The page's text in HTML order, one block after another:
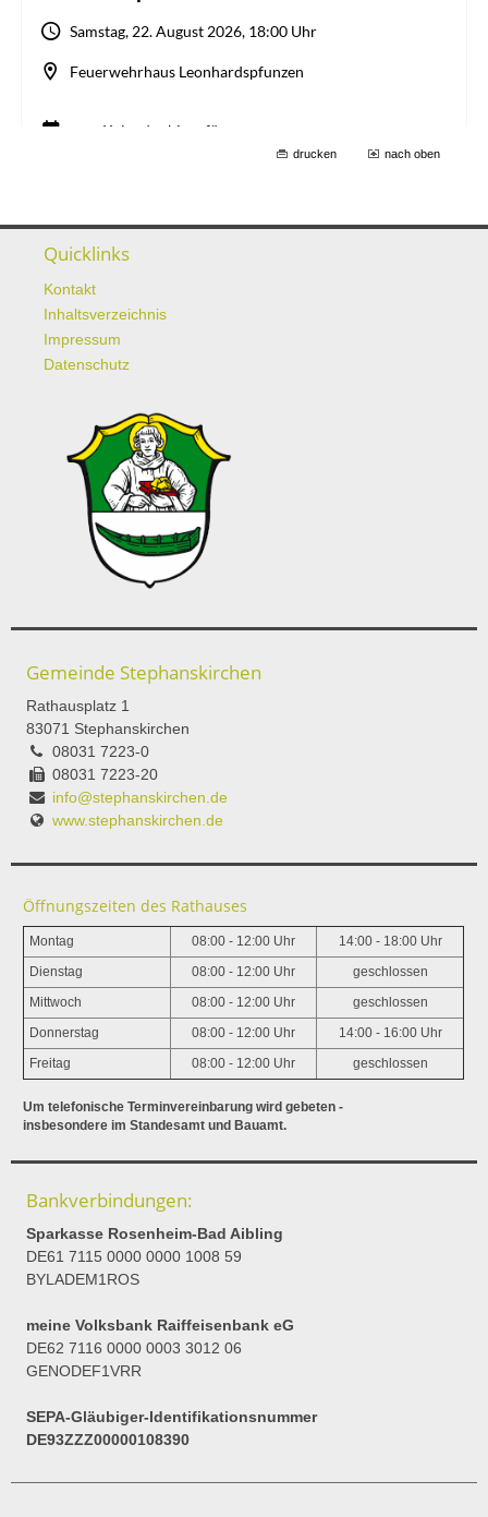
drucken nach oben
Quicklinks
Kontakt
Inhaltsverzeichnis
Impressum
Datenschutz
Gemeinde Stephanskirchen
Rathausplatz 1
83071 Stephanskirchen
08031 7223-0
08031 7223-20
info@stephanskirchen.de
www.stephanskirchen.de
Öffnungszeiten des Rathauses
Montag 08:00 - 12:00 Uhr 14:00 - 18:00 Uhr
Dienstag 08:00 - 12:00 Uhr geschlossen
Mittwoch 08:00 - 12:00 Uhr geschlossen
Donnerstag 08:00 - 12:00 Uhr 14:00 - 16:00 Uhr
Freitag 08:00 - 12:00 Uhr geschlossen
Um telefonische Terminvereinbarung wird gebeten -
insbesondere im Standesamt und Bauamt.
Bankverbindungen:
Sparkasse Rosenheim-Bad Aibling
DE61 7115 0000 0000 1008 59
BYLADEM1ROS
meine Volksbank Raiffeisenbank eG
DE62 7116 0000 0003 3012 06
GENODEF1VRR
SEPA-Gläubiger-Identifikationsnummer
DE93ZZZ00000108390